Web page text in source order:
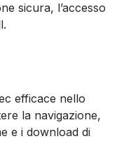
sicura, l’accesso
efficace nello
la navigazione,
e i download di